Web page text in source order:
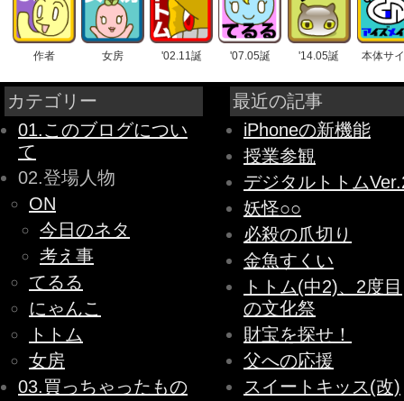
作者 女房 '02.11誕 '07.05誕 '14.05誕 本体サ
カテゴリー
01.このブログについ
て
02.登場人物
ON
今日のネタ
考え事
てるる
にゃんこ
トトム
女房
03.買っちゃったもの
最近の記事
iPhoneの新機能
授業参観
デジタルトトム
妖怪○○
必殺の爪切り
金魚すくい
トトム(中2)、2度目
の文化祭
財宝を探せ！
父への応援
スイートキッス(改)